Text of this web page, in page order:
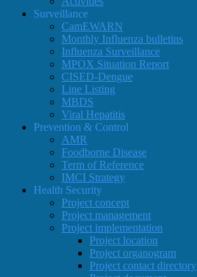
Surveillance
CamEWARN
Monthly Influenza bulletins
Influenza Surveillance
MPOX Situation Report
CISED-Dengue
Line Listing
MBDS
Viral Hepatitis
Prevention & Control
AMR
Foodborne Disease
Term of Reference
IMCI Strategy
Health Security
Project concept
Project management
Project implementation
Project location
Project organogram
Project contact directory